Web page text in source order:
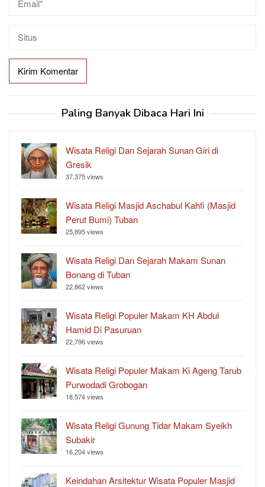
Paling Banyak Dibaca Hari Ini
Wisata Religi Dan Sejarah Sunan Giri di
Gresik
37,375 views
Wisata Religi Masjid Aschabul Kahfi (Masjid
Perut Bumi) Tuban
25,895 views
Wisata Religi Dan Sejarah Makam Sunan
Bonang di Tuban
22,862 views
Wisata Religi Populer Makam KH Abdul
Hamid Di Pasuruan
22,796 views
Wisata Religi Populer Makam Ki Ageng Tarub
Purwodadi Grobogan
18,574 views
Wisata Religi Gunung Tidar Makam Syeikh
Subakir
16,204 views
Keindahan Arsitektur Wisata Populer Masjid